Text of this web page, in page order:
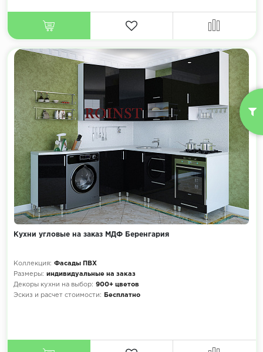
Кухни угловые на заказ МДФ Беренгария
Коллекция: Фасады ПВХ
Размеры: индивидуальные на заказ
Декоры кухни на выбор: 900+ цветов
Эскиз и расчет стоимости:
Бесплатно